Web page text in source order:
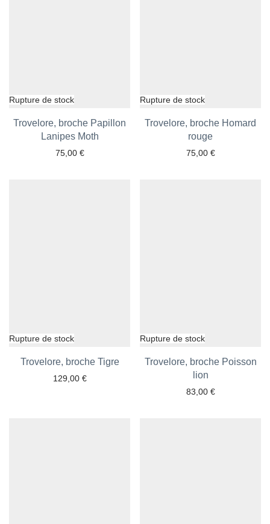
Trovelore, broche Papillon
Lanipes Moth
75,00 €
Ajouter aux favoris
Trovelore, broche Homard
rouge
75,00 €
Ajouter aux favoris
Trovelore, broche Tigre
129,00 €
Ajouter aux favoris
Trovelore, broche Poisson
lion
83,00 €
Ajouter aux favoris